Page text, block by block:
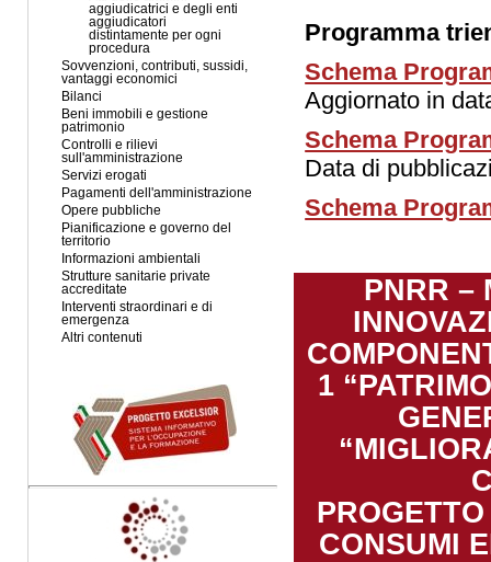
aggiudicatrici e degli enti
aggiudicatori
distintamente per ogni
procedura
Sovvenzioni, contributi, sussidi,
vantaggi economici
Bilanci
Beni immobili e gestione
patrimonio
Controlli e rilievi
sull'amministrazione
Servizi erogati
Pagamenti dell'amministrazione
Opere pubbliche
Pianificazione e governo del
territorio
Informazioni ambientali
Strutture sanitarie private
accreditate
Interventi straordinari e di
emergenza
Altri contenuti
Programma
Schema
Aggiornato in
Schema
Data di
Schema
PNRR –
1
CONSUMI